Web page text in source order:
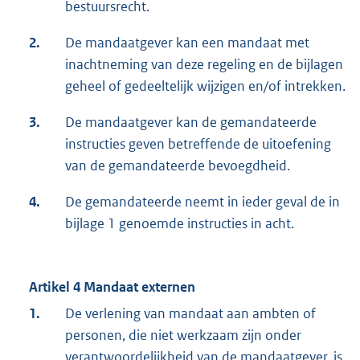
bestuursrecht.
2.
De mandaatgever kan een mandaat met
inachtneming van deze regeling en de bijlagen
geheel of gedeeltelijk wijzigen en/of intrekken.
3.
De mandaatgever kan de gemandateerde
instructies geven betreffende de uitoefening
van de gemandateerde bevoegdheid.
4.
De gemandateerde neemt in ieder geval de in
bijlage 1 genoemde instructies in acht.
Artikel 4 Mandaat externen
1.
De verlening van mandaat aan ambten of
personen, die niet werkzaam zijn onder